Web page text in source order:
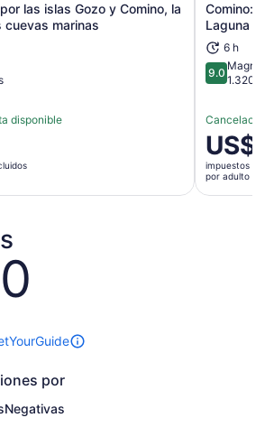
las islas Gozo y Comino, la
cuevas marinas
disponible
Se abrirá en una nueva pestaña
Comino:
Laguna de
6 h
9.09.0 de 10
1.320
Cancelación
El
precio
es
de
US$
impuestos y
por adulto
por
Negativas